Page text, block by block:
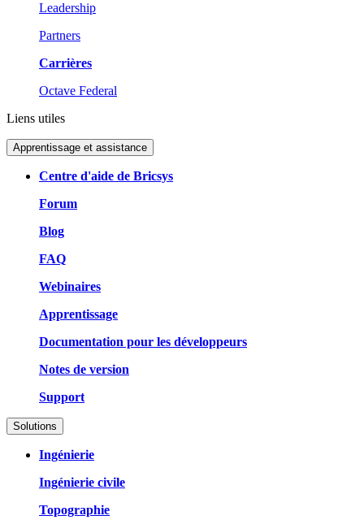
Leadership
Partners
Carrières
Octave Federal
Liens utiles
Apprentissage et assistance
Centre d'aide de Bricsys
Forum
Blog
FAQ
Webinaires
Apprentissage
Documentation pour les développeurs
Notes de version
Support
Solutions
Ingénierie
Ingénierie civile
Topographie